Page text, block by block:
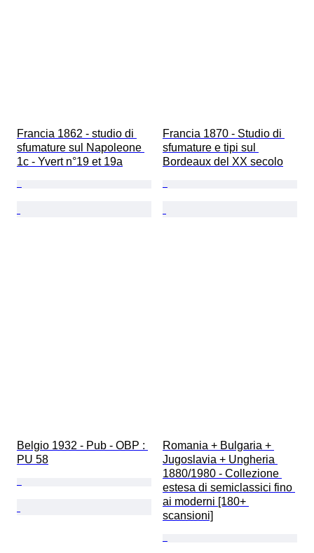
Francia 1862 - studio di
sfumature sul Napoleone
1c - Yvert n°19 et 19a
Francia 1870 - Studio di
sfumature e tipi sul
Bordeaux del XX secolo
Belgio 1932 - Pub - OBP :
PU 58
Romania + Bulgaria +
Jugoslavia + Ungheria
1880/1980 - Collezione
estesa di semiclassici fino
ai moderni [180+
scansioni]